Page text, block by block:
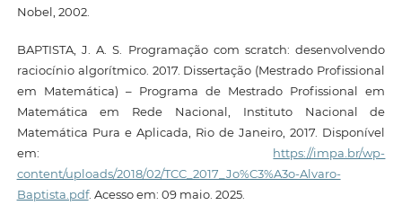
Nobel, 2002.
BAPTISTA, J. A. S. Programação com scratch: desenvolvendo
raciocínio algorítmico. 2017. Dissertação (Mestrado Profissional
em Matemática) – Programa de Mestrado Profissional em
Matemática em Rede Nacional, Instituto Nacional de
Matemática Pura e Aplicada, Rio de Janeiro, 2017. Disponível
em: https://impa.br/wp-
content/uploads/2018/02/TCC_2017_Jo%C3%A3o-Alvaro-
Baptista.pdf. Acesso em: 09 maio. 2025.